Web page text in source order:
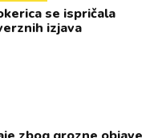
se ispričala
izjava